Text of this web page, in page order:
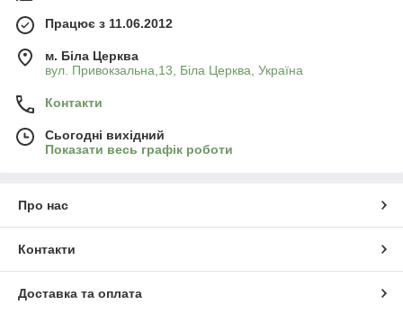
Працює з 11.06.2012
м. Біла Церква
вул. Привокзальна,13, Біла Церква, Україна
Контакти
Сьогодні вихідний
Показати весь графік роботи
Про нас
Контакти
Доставка та оплата